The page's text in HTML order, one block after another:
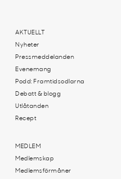
AKTUELLT
Nyheter
Pressmeddelanden
Evenemang
Podd: Framtidsodlarna
Debatt & blogg
Utlåtanden
Recept
MEDLEM
Medlemskap
Medlemsförmåner